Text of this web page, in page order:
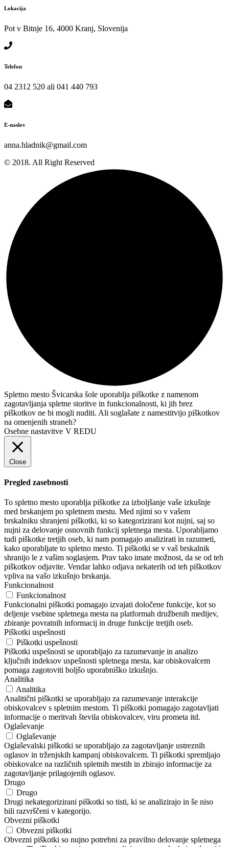
Lokacija
Pot v Bitnje 16, 4000 Kranj, Slovenija
Telefon
04 2312 520 ali 041 440 793
E-naslov
anna.hladnik@gmail.com
© 2018. All Right Reserved
Spletno mesto Švicarska šole uporablja piškotke z namenom
zagotavljanja spletne storitve in funkcionalnosti, ki jih brez
piškotkov ne bi mogli nuditi. Ali soglašate z namestitvijo piškotkov
na omenjenih straneh?
Osebne nastavitve V REDU
Close
Pregled zasebnosti
To spletno mesto uporablja piškotke za izboljšanje vaše izkušnje
med brskanjem po spletnem mestu. Med njimi so v vašem
brskalniku shranjeni piškotki, ki so kategorizirani kot nujni, saj so
nujni za delovanje osnovnih funkcij spletnega mesta. Uporabljamo
tudi piškotke tretjih oseb, ki nam pomagajo analizirati in razumeti,
kako uporabljate to spletno mesto. Ti piškotki se v vaš brskalnik
shranijo le z vašim soglasjem. Prav tako imate možnost, da se od teh
piškotkov odjavite. Vendar lahko odjava nekaterih od teh piškotkov
vpliva na vašo izkušnjo brskanja.
Funkcionalnost
Funkcionalnost
Funkcionalni piškotki pomagajo izvajati določene funkcije, kot so
deljenje vsebine spletnega mesta na platformah družbenih medijev,
zbiranje povratnih informacij in druge funkcije tretjih oseb.
Piškotki uspešnosti
Piškotki uspešnosti
Piškotki uspešnosti se uporabljajo za razumevanje in analizo
ključnih indeksov uspešnosti spletnega mesta, kar obiskovalcem
pomaga zagotoviti boljšo uporabniško izkušnjo.
Analitika
Analitika
Analitični piškotki se uporabljajo za razumevanje interakcije
obiskovalcev s spletnim mestom. Ti piškotki pomagajo zagotavljati
informacije o meritvah števila obiskovalcev, viru prometa itd.
Oglaševanje
Oglaševanje
Oglaševalski piškotki se uporabljajo za zagotavljanje ustreznih
oglasov in trženjskih kampanj obiskovalcem. Ti piškotki spremljajo
obiskovalce na različnih spletnih mestih in zbirajo informacije za
zagotavljanje prilagojenih oglasov.
Drugo
Drugo
Drugi nekategorizirani piškotki so tisti, ki se analizirajo in še niso
bili razvrščeni v kategorijo.
Obvezni piškotki
Obvezni piškotki
Obvezni piškotki so nujno potrebni za pravilno delovanje spletnega